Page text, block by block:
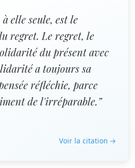
elle seule, est le
regret. Le regret, le
du présent avec
a toujours sa
réfléchie, parce
de l'irréparable.”
Voir la citation →